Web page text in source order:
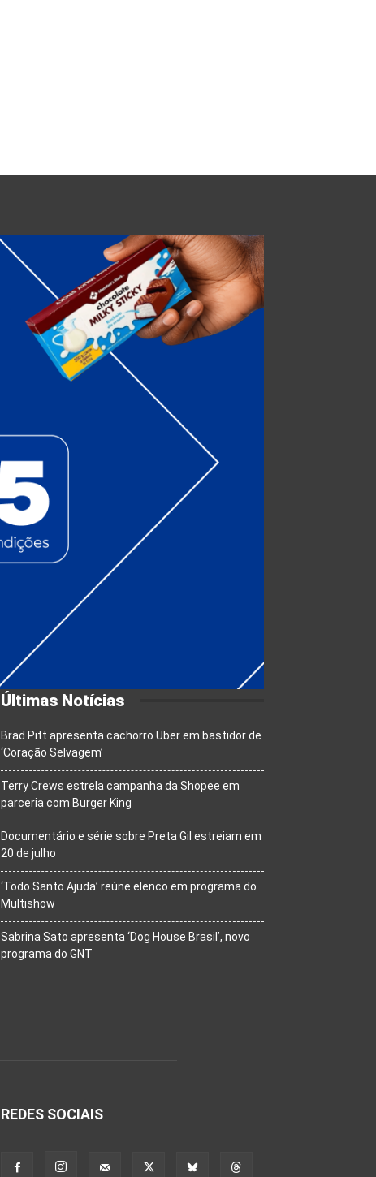
Últimas Notícias
Brad Pitt apresenta cachorro Uber em bastidor de
‘Coração Selvagem’
Terry Crews estrela campanha da Shopee em
parceria com Burger King
Documentário e série sobre Preta Gil estreiam em
20 de julho
‘Todo Santo Ajuda’ reúne elenco em programa do
Multishow
Sabrina Sato apresenta ‘Dog House Brasil’, novo
programa do GNT
REDES SOCIAIS